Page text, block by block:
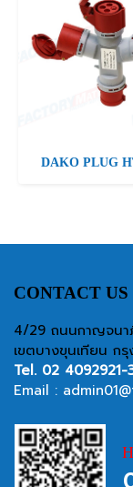
DAKO PLUG
CONTACT US
4/29 ถนนกาญจนา
เขตบางขุนเทียน ก
Tel. 02 4092921-
Email :